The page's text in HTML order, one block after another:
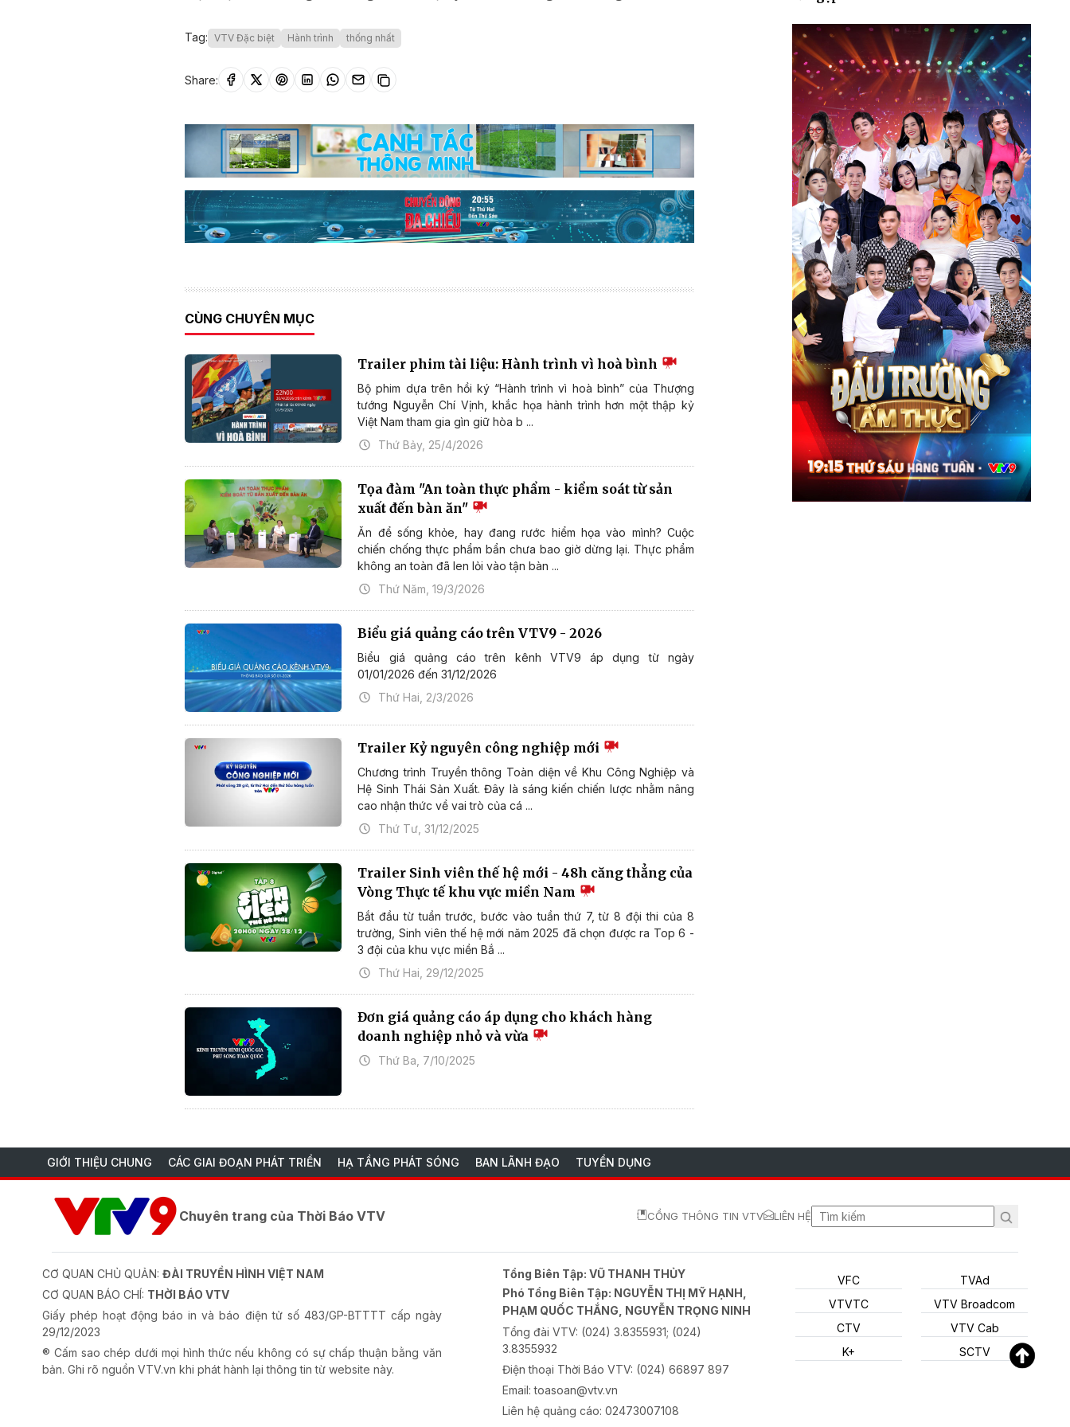
Tag: VTV Đặc biệt Hành trình thống nhất
Share:
CÙNG CHUYÊN MỤC
Trailer phim tài liệu: Hành trình vì hoà bình
Bộ phim dựa trên hồi ký “Hành trình vì hoà bình” của Thượng
tướng Nguyễn Chí Vịnh, khắc họa hành trình hơn một thập kỷ
Việt Nam tham gia gìn giữ hòa b ...
Thứ Bảy, 25/4/2026
Tọa đàm "An toàn thực phẩm - kiểm soát từ sản
xuất đến bàn ăn"
Ăn để sống khỏe, hay đang rước hiểm họa vào mình? Cuộc
chiến chống thực phẩm bẩn chưa bao giờ dừng lại. Thực phẩm
không an toàn đã len lỏi vào tận bàn ...
Thứ Năm, 19/3/2026
Biểu giá quảng cáo trên VTV9 - 2026
Biểu giá quảng cáo trên kênh VTV9 áp dụng từ ngày
01/01/2026 đến 31/12/2026
Thứ Hai, 2/3/2026
Trailer Kỷ nguyên công nghiệp mới
Chương trình Truyền thông Toàn diện về Khu Công Nghiệp và
Hệ Sinh Thái Sản Xuất. Đây là sáng kiến chiến lược nhằm nâng
cao nhận thức về vai trò của cá ...
Thứ Tư, 31/12/2025
Trailer Sinh viên thế hệ mới - 48h căng thẳng của
Vòng Thực tế khu vực miền Nam
Bắt đầu từ tuần trước, bước vào tuần thứ 7, từ 8 đội thi của 8
trường, Sinh viên thế hệ mới năm 2025 đã chọn được ra Top 6 -
3 đội của khu vực miền Bắ ...
Thứ Hai, 29/12/2025
Đơn giá quảng cáo áp dụng cho khách hàng
doanh nghiệp nhỏ và vừa
Thứ Ba, 7/10/2025
GIỚI THIỆU CHUNG CÁC GIAI ĐOẠN PHÁT TRIỂN HẠ TẦNG PHÁT SÓNG BAN LÃNH ĐẠO TUYỂN DỤNG
Chuyên trang của Thời Báo VTV CỔNG THÔNG TIN VTV LIÊN HỆ
CƠ QUAN CHỦ QUẢN: ĐÀI TRUYỀN HÌNH VIỆT NAM
CƠ QUAN BÁO CHÍ: THỜI BÁO VTV
Giấy phép hoạt động báo in và báo điện tử số 483/GP-BTTTT cấp ngày
29/12/2023
® Cấm sao chép dưới mọi hình thức nếu không có sự chấp thuận bằng văn
bản. Ghi rõ nguồn VTV.vn khi phát hành lại thông tin từ website này.
Tổng Biên Tập:VŨ THANH THỦY
Phó Tổng Biên Tập: NGUYỄN THỊ MỸ HẠNH,
PHẠM QUỐC THẮNG, NGUYỄN TRỌNG NINH
Tổng đài VTV: (024) 3.8355931; (024)
3.8355932
Điện thoại Thời Báo VTV: (024) 66897 897
Email:toasoan@vtv.vn
Liên hệ quảng cáo:02473007108
VFC
VTVTC
CTV
K+
TVAd
VTV Broadcom
VTV Cab
SCTV